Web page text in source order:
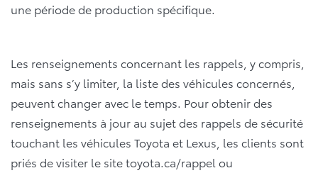
une période de production spécifique.
Les renseignements concernant les rappels, y compris,
mais sans s’y limiter, la liste des véhicules concernés,
peuvent changer avec le temps. Pour obtenir des
renseignements à jour au sujet des rappels de sécurité
touchant les véhicules Toyota et Lexus, les clients sont
priés de visiter le site toyota.ca/rappel ou